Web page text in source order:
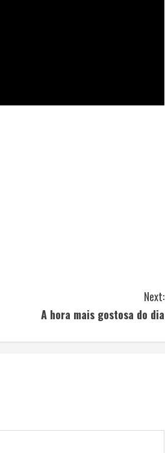
Next:
A hora mais gostosa do dia